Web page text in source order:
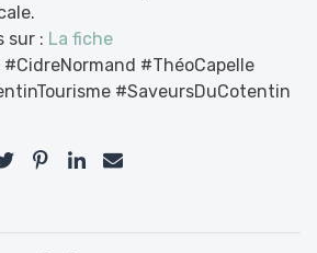
sur : La fiche
#ThéoCapelle
#SaveursDuCotentin